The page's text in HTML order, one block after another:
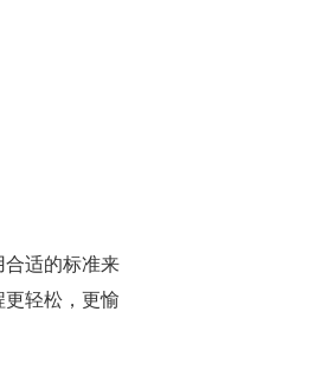
合适的标准来
轻松，更愉